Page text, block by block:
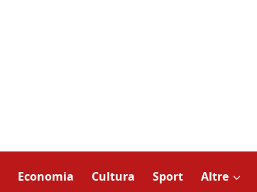
Economia Cultura Sport Altre